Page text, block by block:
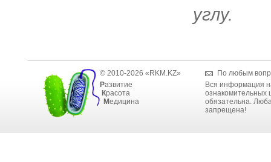
углу.
© 2010-2026 «RKM.KZ»
Развитие
Красота
Медицина
По любым
Вся информация
ознакомительных
обязательна.
запрещена!